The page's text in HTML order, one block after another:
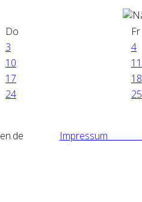
Do Fr
3 4
10 11
17 18
24 25
Impressum